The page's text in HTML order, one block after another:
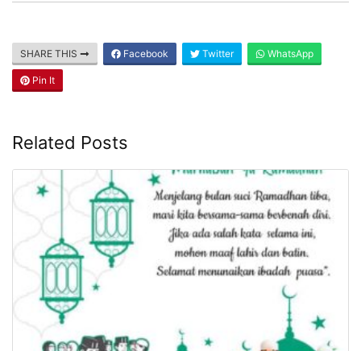
SHARE THIS Facebook Twitter WhatsApp
Pin It
Related Posts